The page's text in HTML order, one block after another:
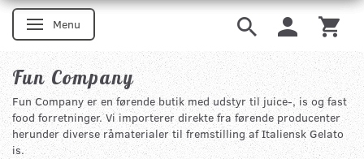
Skifte navigation
Menu
Fun Company
Fun Company er en førende butik med udstyr til juice-, is og fast
food forretninger. Vi importerer direkte fra førende producenter
herunder diverse råmaterialer til fremstilling af Italiensk Gelato
is.